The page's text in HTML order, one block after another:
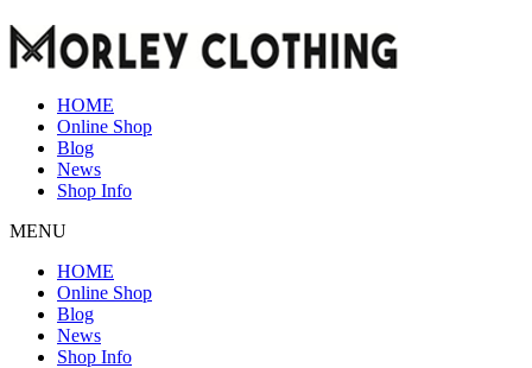
HOME
Online Shop
Blog
News
Shop Info
MENU
HOME
Online Shop
Blog
News
Shop Info